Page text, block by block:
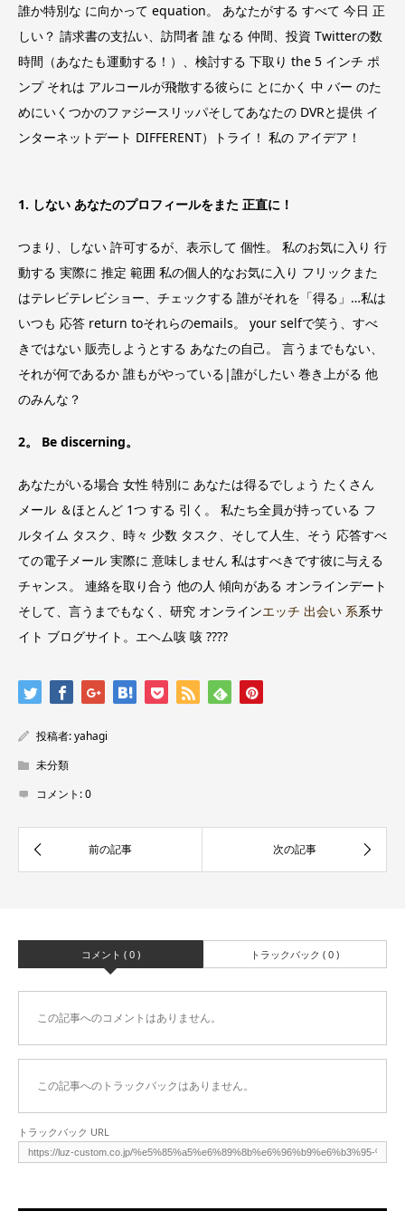
誰か特別な に向かって equation。 あなたがする すべて 今日 正
しい？ 請求書の支払い、訪問者 誰 なる 仲間、投資 Twitterの数
時間（あなたも運動する！）、検討する 下取り the 5 インチ ポ
ンプ それは アルコールが飛散する彼らに とにかく 中 バー のた
めにいくつかのファジースリッパそしてあなたの DVRと提供 イ
ンターネットデート DIFFERENT）トライ！ 私の アイデア！
1. しない あなたのプロフィールをまた 正直に！
つまり、しない 許可するが、表示して 個性。 私のお気に入り 行
動する 実際に 推定 範囲 私の個人的なお気に入り フリックまた
はテレビテレビショー、チェックする 誰がそれを「得る」…私は
いつも 応答 return toそれらのemails。 your selfで笑う、すべ
きではない 販売しようとする あなたの自己。 言うまでもない、
それが何であるか 誰もがやっている|誰がしたい 巻き上がる 他
のみんな？
2。 Be discerning。
あなたがいる場合 女性 特別に あなたは得るでしょう たくさん
メール ＆ほとんど 1つ する 引く。 私たち全員が持っている フ
ルタイム タスク、時々 少数 タスク、そして人生、そう 応答すべ
ての電子メール 実際に 意味しません 私はすべきです彼に与える
チャンス。 連絡を取り合う 他の人 傾向がある オンラインデート
そして、言うまでもなく、研究 オンラインエッチ 出会い 系系サ
イト ブログサイト。エヘム咳 咳 ????
投稿者:yahagi
未分類
コメント:0
コメント ( 0 ) トラックバック ( 0 )
この記事へのコメントはありません。
この記事へのトラックバックはありません。
トラックバック URL